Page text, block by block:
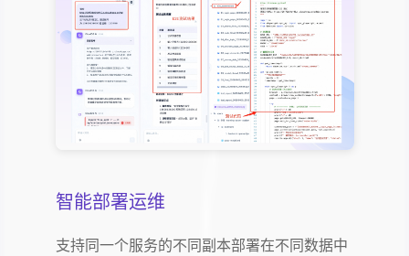
智能部署运维
支持同一个服务的不同副本部署在不同数据中